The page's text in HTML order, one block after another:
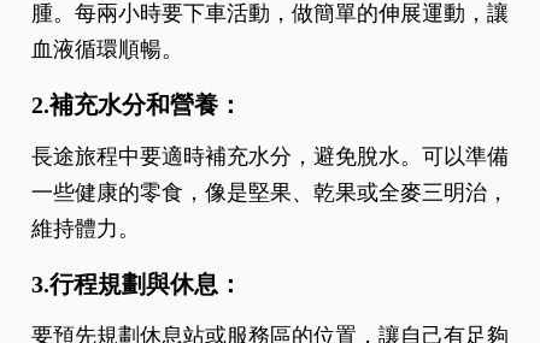
腫。每兩小時要下車活動，做簡單的伸展運動，讓
血液循環順暢。
2.補充水分和營養：
長途旅程中要適時補充水分，避免脫水。可以準備
一些健康的零食，像是堅果、乾果或全麥三明治，
維持體力。
3.行程規劃與休息：
要預先規劃休息站或服務區的位置，讓自己有足夠